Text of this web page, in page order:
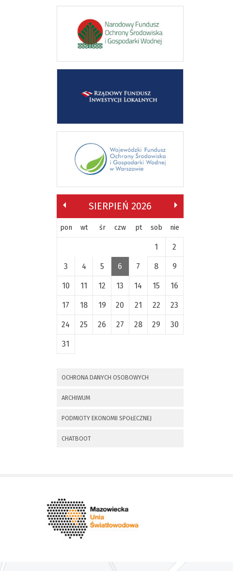
SIERPIEŃ 2026
pon wt śr czw pt sob nie
1 2
3 4 5 6 7 8 9
10 11 12 13 14 15 16
17 18 19 20 21 22 23
24 25 26 27 28 29 30
31
Bitwy pod
informacyjne 28.09.2021 r.
Ludowych Regionów
OCHRONA DANYCH OSOBOWYCH
ARCHIWUM
PODMIOTY EKONOMII SPOŁECZNEJ
CHATBOOT